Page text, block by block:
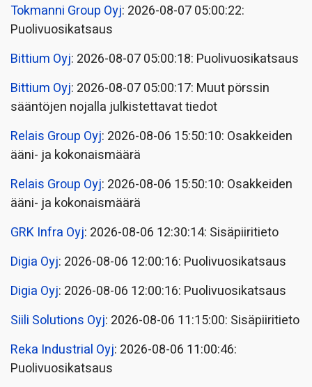
Tokmanni Group Oyj: 2026-08-07 05:00:22:
Puolivuosikatsaus
Bittium Oyj: 2026-08-07 05:00:18: Puolivuosikatsaus
Bittium Oyj: 2026-08-07 05:00:17: Muut pörssin
sääntöjen nojalla julkistettavat tiedot
Relais Group Oyj: 2026-08-06 15:50:10: Osakkeiden
ääni- ja kokonaismäärä
Relais Group Oyj: 2026-08-06 15:50:10: Osakkeiden
ääni- ja kokonaismäärä
GRK Infra Oyj: 2026-08-06 12:30:14: Sisäpiiritieto
Digia Oyj: 2026-08-06 12:00:16: Puolivuosikatsaus
Digia Oyj: 2026-08-06 12:00:16: Puolivuosikatsaus
Siili Solutions Oyj: 2026-08-06 11:15:00: Sisäpiiritieto
Reka Industrial Oyj: 2026-08-06 11:00:46:
Puolivuosikatsaus